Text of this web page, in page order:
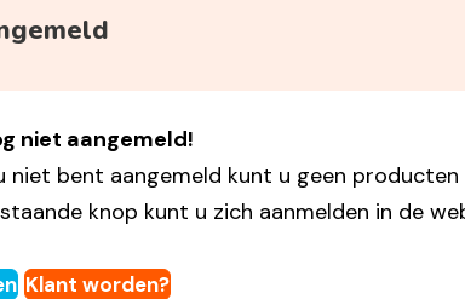
niet aangemeld!
niet bent aangemeld kunt u geen producten
knop kunt u zich aanmelden in de
Klant worden?
Primaire kleur
Plant periode
Bloei periode
2-4
Bloemhoogte
8
Half zonnig